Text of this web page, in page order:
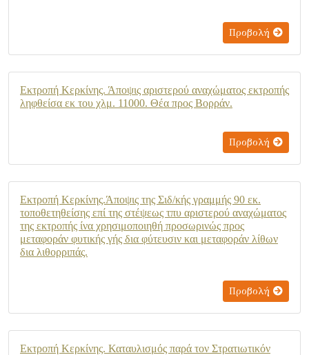
Προβολή
Εκτροπή Κερκίνης. Άποψις αριστερού αναχώματος εκτροπής
ληφθείσα εκ του χλμ. 11000. Θέα προς Βορράν.
Προβολή
Εκτροπή Κερκίνης.Άποψις της Σιδ/κής γραμμής 90 εκ.
τοποθετηθείσης επί της στέψεως τπυ αριστερού αναχώματος
της εκτροπής ίνα χρησιμοποιηθή προσωρινώς προς
μεταφοράν φυτικής γής δια φύτευσιν και μεταφοράν λίθων
δια λιθορριπάς.
Προβολή
Εκτροπή Κερκίνης. Καταυλισμός παρά τον Στρατιωτικόν